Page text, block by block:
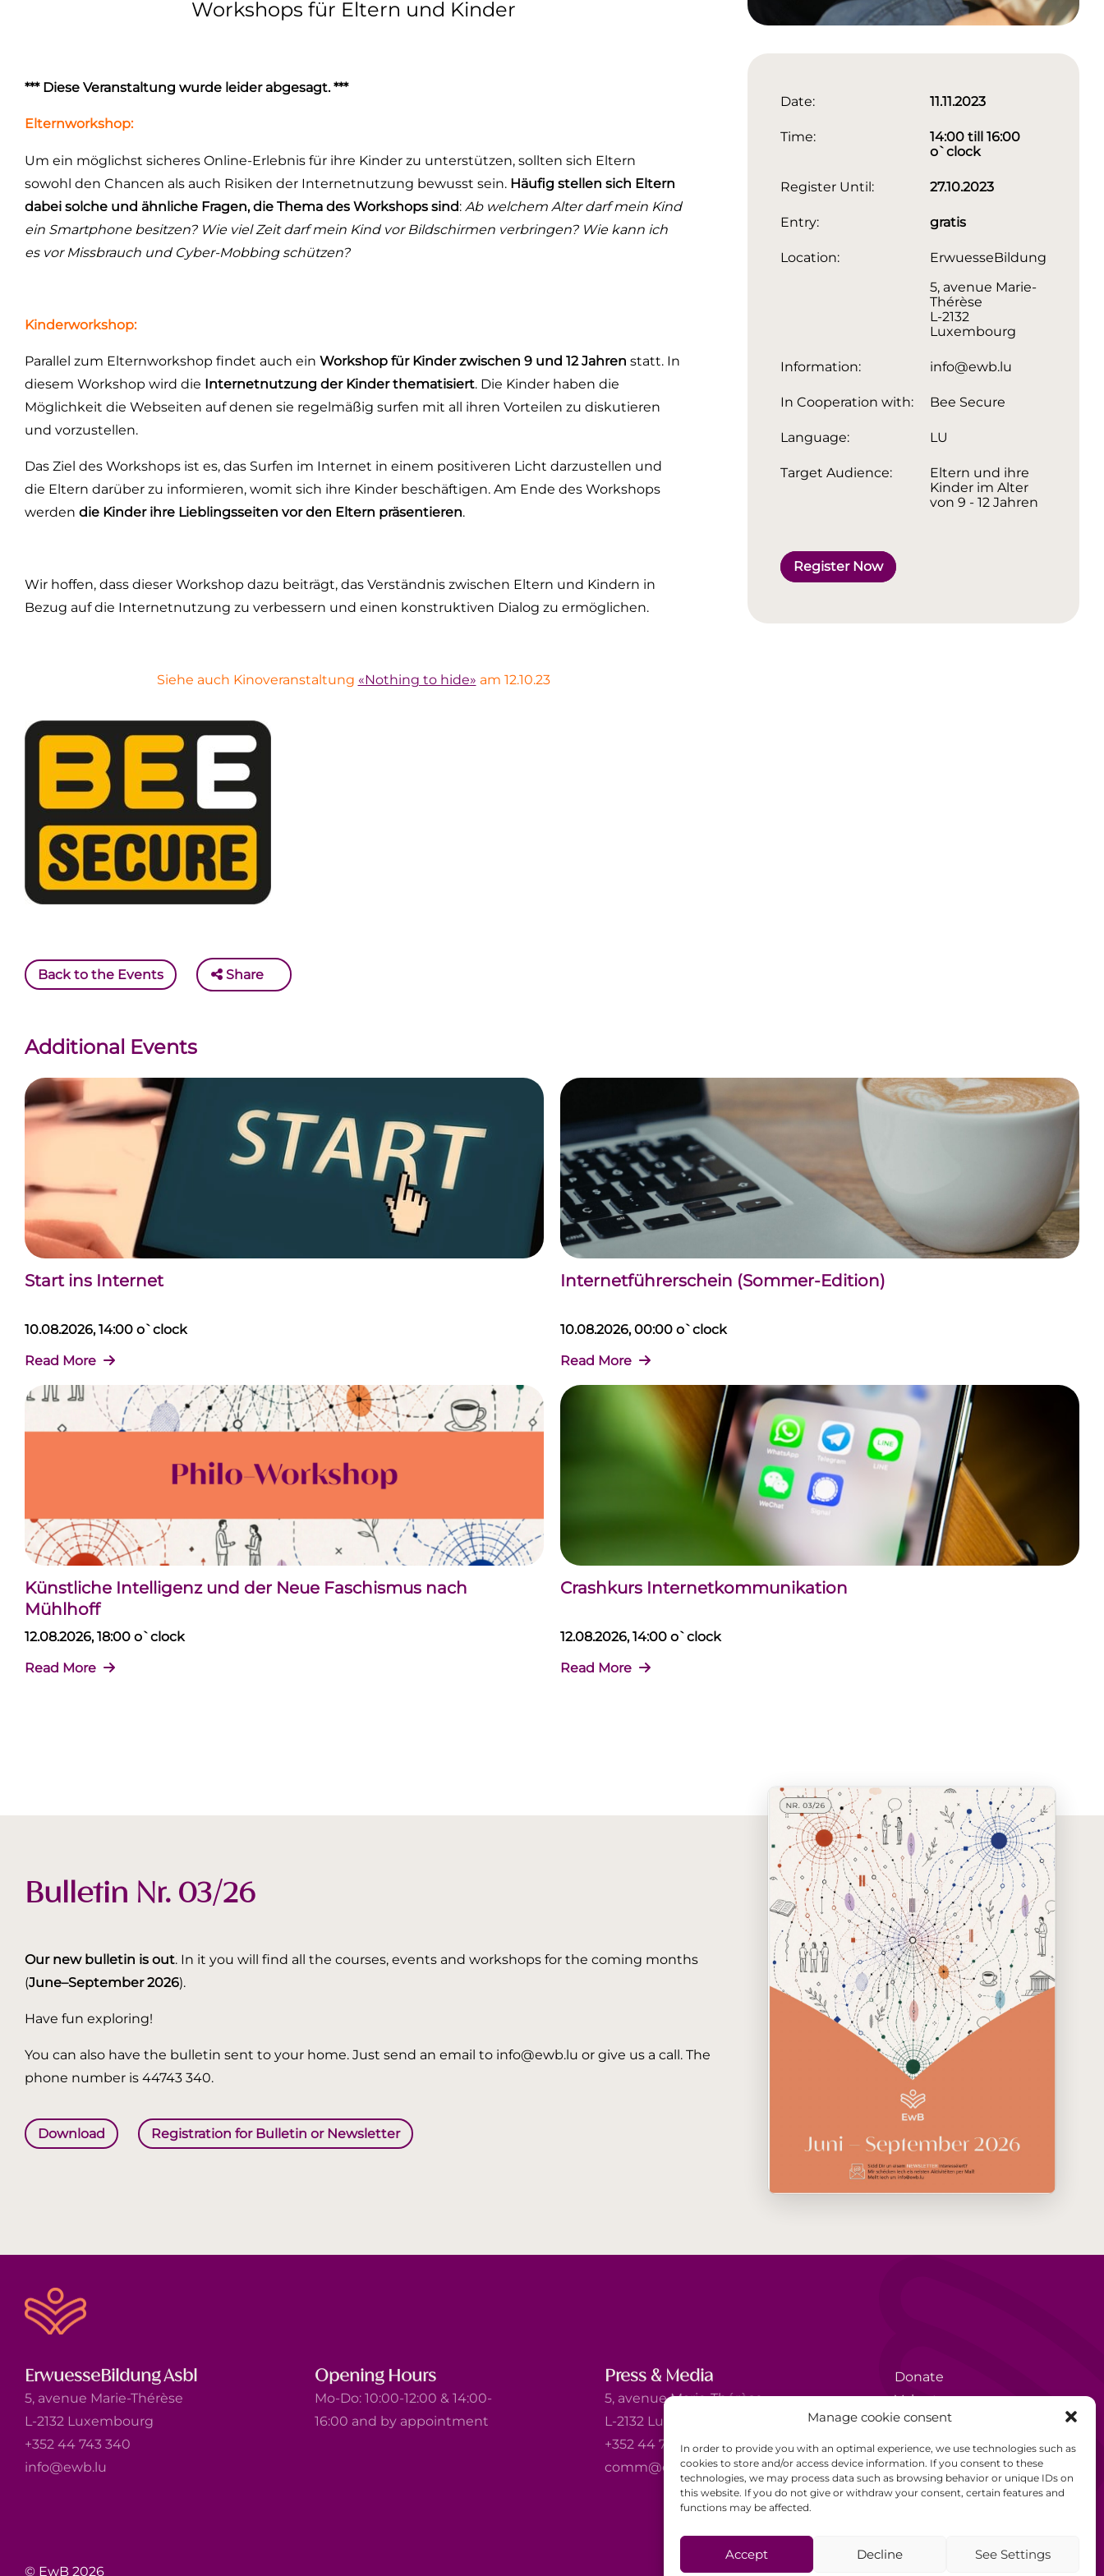
Manage cookie consent
In order to provide you with an optimal experience, we use technologies such as
cookies to store and/or access device information. If you consent to these
technologies, we may process data such as browsing behavior or unique IDs on
this website. If you do not give or withdraw your consent, certain features and
functions may be affected.
Accept Decline See Settings
Workshops für Eltern und Kinder
*** Diese Veranstaltung wurde leider abgesagt. ***
Elternworkshop:
Um ein möglichst sicheres Online-Erlebnis für ihre Kinder zu unterstützen, sollten sich Eltern
sowohl den Chancen als auch Risiken der Internetnutzung bewusst sein. Häufig stellen sich Eltern
dabei solche und ähnliche Fragen, die Thema des Workshops sind: Ab welchem Alter darf mein Kind
ein Smartphone besitzen? Wie viel Zeit darf mein Kind vor Bildschirmen verbringen? Wie kann ich
es vor Missbrauch und Cyber-Mobbing schützen?
Kinderworkshop:
Parallel zum Elternworkshop findet auch ein Workshop für Kinder zwischen 9 und 12 Jahren statt. In
diesem Workshop wird die Internetnutzung der Kinder thematisiert. Die Kinder haben die
Möglichkeit die Webseiten auf denen sie regelmäßig surfen mit all ihren Vorteilen zu diskutieren
und vorzustellen.
Das Ziel des Workshops ist es, das Surfen im Internet in einem positiveren Licht darzustellen und
die Eltern darüber zu informieren, womit sich ihre Kinder beschäftigen. Am Ende des Workshops
werden die Kinder ihre Lieblingsseiten vor den Eltern präsentieren.
Wir hoffen, dass dieser Workshop dazu beiträgt, das Verständnis zwischen Eltern und Kindern in
Bezug auf die Internetnutzung zu verbessern und einen konstruktiven Dialog zu ermöglichen.
Siehe auch Kinoveranstaltung «Nothing to hide» am 12.10.23
Back to the Events Share
Date: 11.11.2023
Time:
14:00 till 16:00
o`clock
Register Until: 27.10.2023
Entry: gratis
Location:
ErwuesseBildung
5, avenue Marie-
Thérèse
L-2132
Luxembourg
Information: info@ewb.lu
In Cooperation with: Bee Secure
Language: LU
Target Audience:
Eltern und ihre
Kinder im Alter
von 9 - 12 Jahren
Register Now
Additional Events
Start ins Internet
10.08.2026, 14:00 o`clock
Read More
Internetführerschein (Sommer-Edition)
10.08.2026, 00:00 o`clock
Read More
Künstliche Intelligenz und der Neue Faschismus nach
Mühlhoff
12.08.2026, 18:00 o`clock
Read More
Crashkurs Internetkommunikation
12.08.2026, 14:00 o`clock
Read More
Bulletin Nr. 03/26
Our new bulletin is out. In it you will find all the courses, events and workshops for the coming months
(June–September 2026).
Have fun exploring!
You can also have the bulletin sent to your home. Just send an email to info@ewb.lu or give us a call. The
phone number is 44743 340.
Download Registration for Bulletin or Newsletter
ErwuesseBildung Asbl
5, avenue Marie-Thérèse
L-2132 Luxembourg
+352 44 743 340
info@ewb.lu
Opening Hours
Mo-Do: 10:00-12:00 & 14:00-
16:00 and by appointment
Press & Media
5, avenue Marie-Thérèse
L-2132 Luxembourg
+352 44 743 340
comm@ewb.lu
Donate
Volunteer
Data protection
Disclaimer
General Terms and
© EwB 2026